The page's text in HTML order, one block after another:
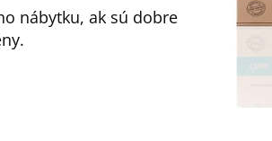
nábytku, ak sú dobre